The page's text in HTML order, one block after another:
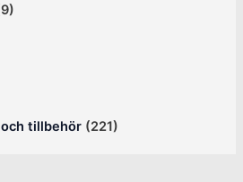
tillbehör (221)